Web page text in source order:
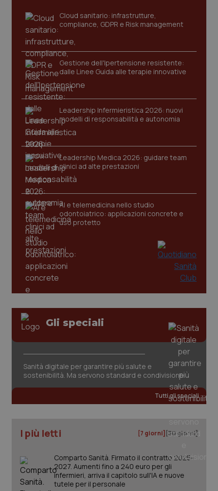
Cloud sanitario: infrastrutture,
compliance, GDPR e Risk management
Gestione dell'Ipertensione resistente:
dalle Linee Guida alle terapie innovative
Leadership Infermieristica 2026: nuovi
modelli di responsabilità e autonomia
Leadership Medica 2026: guidare team
clinici ad alte prestazioni
AI e telemedicina nello studio
odontoiatrico: applicazioni concrete e
uso protetto
Gli speciali
Sanità digitale per garantire più salute e
sostenibilità. Ma servono standard e condivisione
Tutti gli speciali
I più letti [7 giorni] [30 giorni]
Comparto Sanità. Firmato il contratto 2025-
2027. Aumenti fino a 240 euro per gli
infermieri, arriva il capitolo sull'IA e nuove
tutele per il personale
protette del sito. Il sito web non è in grado di
funzionare correttamente senza questi cookie.
Nome
VISITOR_PRIVACY_METADATA
.youtube.com
CookieScriptConsent
CookieScript
tracking-enable
www.quotidianosanita.it
www.quotidianosanita.it
2